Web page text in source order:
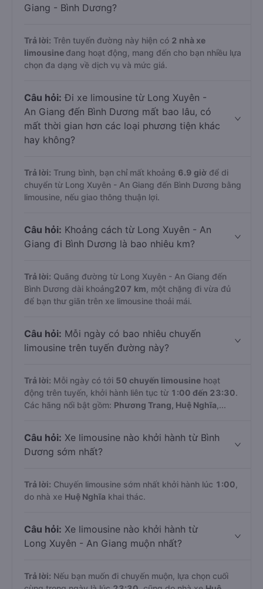
Giang - Bình Dương?
Trả lời: Trên tuyến đường này hiện có 2 nhà xe
limousine đang hoạt động, mang đến cho bạn nhiều lựa
chọn đa dạng về dịch vụ và mức giá.
Câu hỏi: Đi xe limousine từ Long Xuyên -
An Giang đến Bình Dương mất bao lâu, có
mất thời gian hơn các loại phương tiện khác
hay không?
Trả lời: Trung bình, bạn chỉ mất khoảng 6.9 giờ để di
chuyển từ Long Xuyên - An Giang đến Bình Dương bằng
limousine, nếu giao thông thuận lợi.
Câu hỏi: Khoảng cách từ Long Xuyên - An
Giang đi Bình Dương là bao nhiêu km?
Trả lời: Quãng đường từ Long Xuyên - An Giang đến
Bình Dương dài khoảng207 km , một chặng đi vừa đủ
để bạn thư giãn trên xe limousine thoải mái.
Câu hỏi: Mỗi ngày có bao nhiêu chuyến
limousine trên tuyến đường này?
Trả lời: Mỗi ngày có tới 50 chuyến limousine hoạt
động trên tuyến, khởi hành liên tục từ 1:00 đến 23:30.
Các hãng nổi bật gồm: Phương Trang, Huệ Nghĩa ,...
Câu hỏi: Xe limousine nào khởi hành từ Bình
Dương sớm nhất?
Trả lời: Chuyến limousine sớm nhất khởi hành lúc 1:00
do nhà xe Huệ Nghĩa khai thác.
Câu hỏi: Xe limousine nào khởi hành từ
Long Xuyên - An Giang muộn nhất?
Trả lời: Nếu bạn muốn đi chuyến muộn, lựa chọn cuối